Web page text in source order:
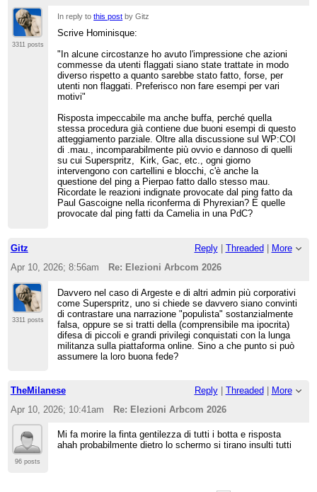
3311 posts
In reply tothis post by Gitz
Scrive Hominisque:
"In alcune circostanze ho avuto l'impressione che azioni
commesse da utenti flaggati siano state trattate in modo
diverso rispetto a quanto sarebbe stato fatto, forse, per
utenti non flaggati. Preferisco non fare esempi per vari
motivi"
Risposta impeccabile ma anche buffa, perché quella
stessa procedura già contiene due buoni esempi di questo
atteggiamento parziale. Oltre alla discussione sul WP:COI
di .mau., incomparabilmente più ovvio e dannoso di quelli
su cui Superspritz, Kirk, Gac, etc., ogni giorno
intervengono con cartellini e blocchi, c'è anche la
questione del ping a Pierpao fatto dallo stesso mau.
Ricordate le reazioni indignate provocate dal ping fatto da
Paul Gascoigne nella riconferma di Phyrexian? E quelle
provocate dal ping fatti da Camelia in una PdC?
Gitz Reply| Threaded
More
Apr 10, 2026; 8:56am
Re: Elezioni Arbcom 2026
3311 posts
Davvero nel caso di Argeste e di altri admin più corporativi
come Superspritz, uno si chiede se davvero siano convinti
di contrastare una narrazione "populista" sostanzialmente
falsa, oppure se si tratti della (comprensibile ma ipocrita)
difesa di piccoli e grandi privilegi conquistati con la lunga
militanza sulla piattaforma online. Sino a che punto si può
assumere la loro buona fede?
TheMilanese Reply| Threaded | More
Apr 10, 2026; 10:41am
Re: Elezioni Arbcom 2026
96 posts
Mi fa morire la finta gentilezza di tutti i botta e risposta
ahah probabilmente dietro lo schermo si tirano insulti tutti